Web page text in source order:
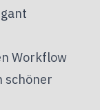
Workflow
schöner